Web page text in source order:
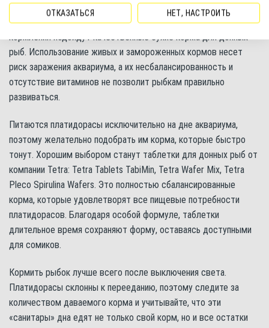
Сомики всеядны и непритязательны в еде. Лучше всего для
кормления подойдут качественные сухие корма для донных
рыб. Использование живых и замороженных кормов несет
риск заражения аквариума, а их несбалансированность и
отсутствие витаминов не позволит рыбкам правильно
развиваться.
Питаются платидорасы исключительно на дне аквариума,
поэтому желательно подобрать им корма, которые быстро
тонут. Хорошим выбором станут таблетки для донных рыб от
компании Tetra: Tetra Tablets TabiMin, Tetra Wafer Mix, Tetra
Pleco Spirulina Wafers. Это полностью сбалансированные
корма, которые удовлетворят все пищевые потребности
платидорасов. Благодаря особой формуле, таблетки
длительное время сохраняют форму, оставаясь доступными
для сомиков.
Кормить рыбок лучше всего после выключения света.
Платидорасы склонны к перееданию, поэтому следите за
количеством даваемого корма и учитывайте, что эти
«санитары» дна едят не только свой корм, но и все остатки
ОТКАЗАТЬСЯ НЕТ, НАСТРОИТЬ